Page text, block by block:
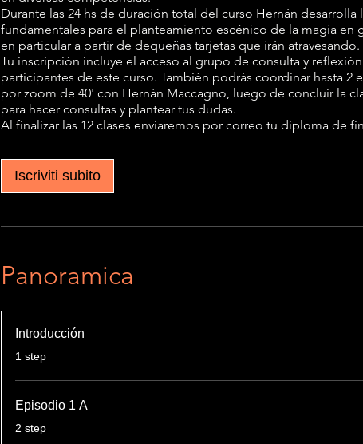
Durante las 24 hs de duración total del curso Hernán desarrolla
fundamentales para el planteamiento escénico de la magia en
en particular a partir de dequeñas tarjetas que irán atravesando.
Tu inscripción incluye el acceso al grupo de consulta y
participantes de este curso. También podrás coordinar hasta 2
por zoom de 40' con Hernán Maccagno, luego de concluir la
para hacer consultas y plantear tus dudas.
Al finalizar las 12 clases enviaremos por correo tu diploma de
Iscriviti subito
Panoramica
Introducción
.1 step
Episodio 1 A
.2 step